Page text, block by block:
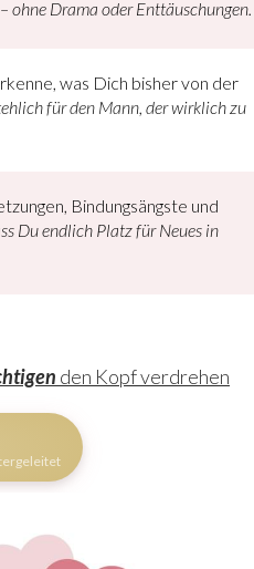
ohne Drama oder Enttäuschungen.
was Dich bisher von der
für den Mann, der wirklich zu
Bindungsängste und
Du endlich Platz für Neues in
den Kopf verdrehen